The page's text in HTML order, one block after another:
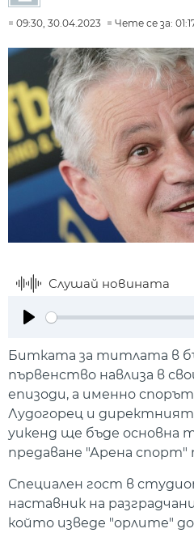
09:30, 30.04.2023 Чете се за:
Слушай новината
Битката за титлата в
първенство навлиза в
епизоди, а именно
Лудогорец и
уикенд ще бъде основна
предаване "Арена спорт"
Специален гост в
наставник на
който изведе "орлите"